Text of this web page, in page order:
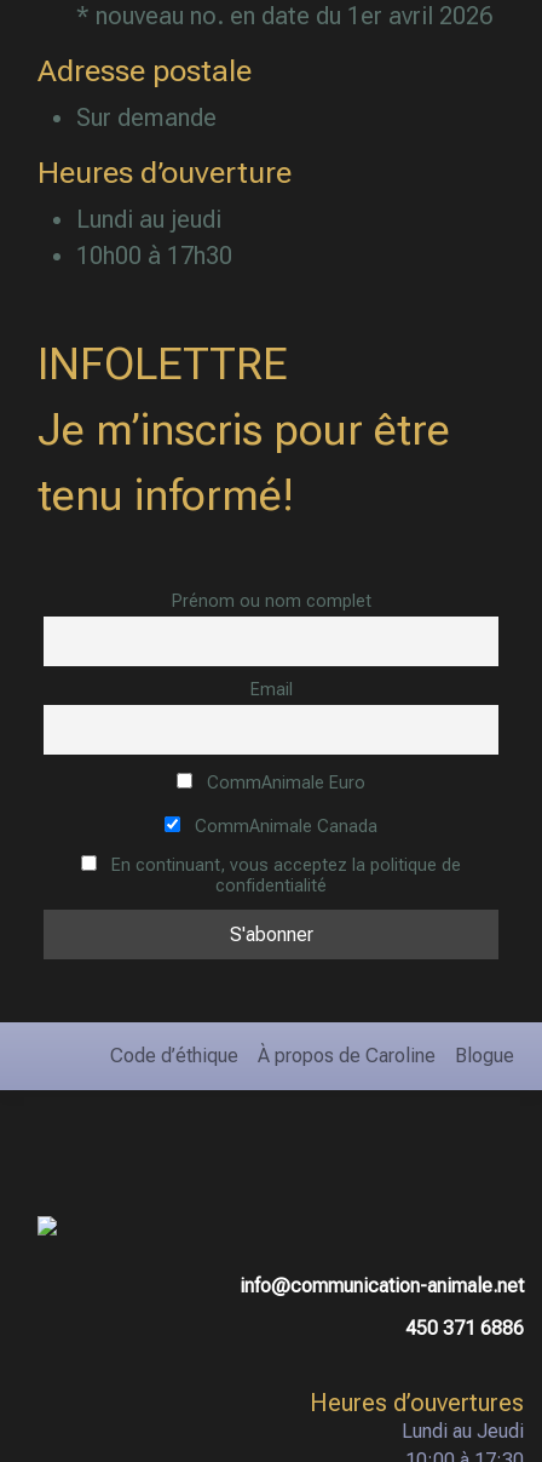
* nouveau no. en date du 1er avril 2026
Adresse postale
Sur demande
Heures d’ouverture
Lundi au jeudi
10h00 à 17h30
INFOLETTRE
Je m’inscris pour être
tenu informé!
Prénom ou nom complet
Email
CommAnimale Euro
CommAnimale Canada
En continuant, vous acceptez la politique de
confidentialité
Code d’éthique À propos de Caroline Blogue
info@communication-animale.net
450 371 6886
Heures d’ouvertures
Lundi au Jeudi